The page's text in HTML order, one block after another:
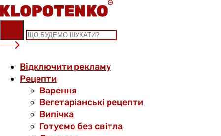
Skip
to
content
Відключити рекламу
Рецепти
Варення
Вегетаріанські рецепти
Випічка
Готуємо без світла